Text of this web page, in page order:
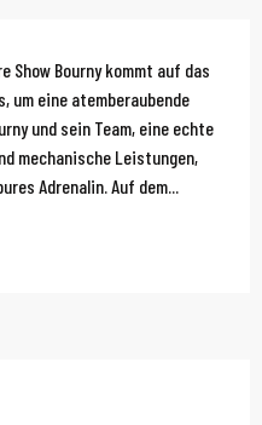
Show Bourny kommt auf das
um eine atemberaubende
und sein Team, eine echte
mechanische Leistungen,
Adrenalin. Auf dem...